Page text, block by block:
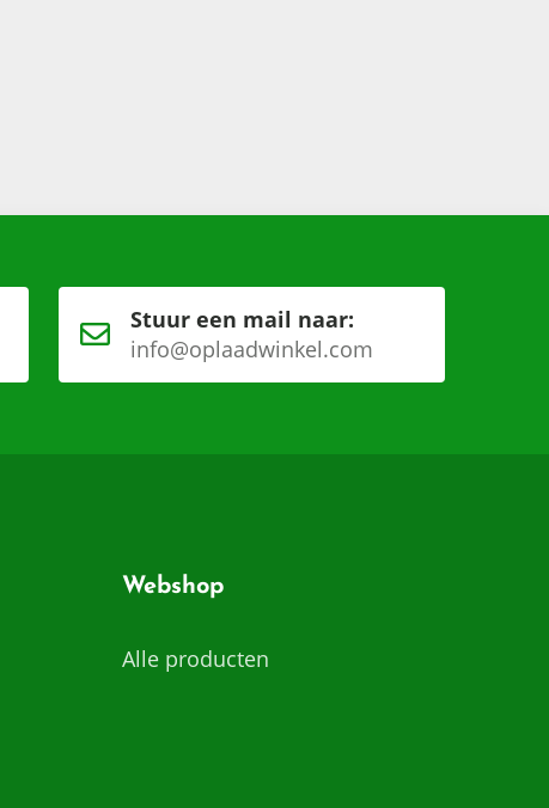
Stuur een mail naar:
info@oplaadwinkel.com
Webshop
Alle producten